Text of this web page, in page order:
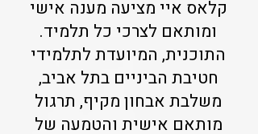
קלאס איי מציעה מענה אישי
ומותאם לצרכי כל תלמיד.
התוכנית, המיועדת לתלמידי
חטיבת הביניים בתל אביב,
משלבת אבחון מקיף, תרגול
מותאם אישית והטמעה של